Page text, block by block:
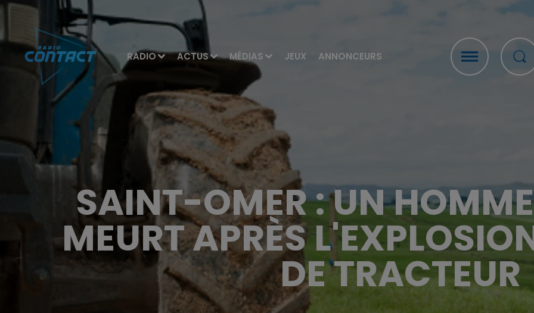
RADIO ACTUS MÉDIAS JEUX ANNONCEURS
SAINT-OMER : UN
MEURT APRÈS
DE TRACTEUR